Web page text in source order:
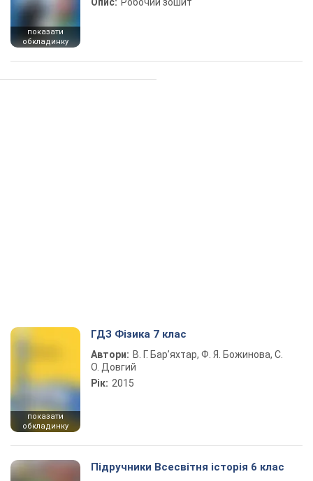
показати
обкладинку
показати
обкладинку
ГДЗ Фізика 7 клас
Автори: В. Г. Бар’яхтар, Ф. Я. Божинова, С.
О. Довгий
Рік: 2015
Підручники Всесвітня історія 6 клас